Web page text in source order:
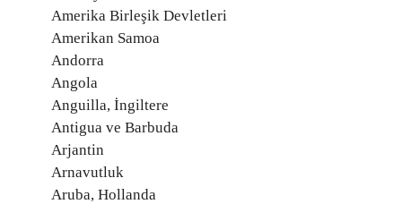
Amerika Birleşik Devletleri
Amerikan Samoa
Andorra
Angola
Anguilla, İngiltere
Antigua ve Barbuda
Arjantin
Arnavutluk
Aruba, Hollanda